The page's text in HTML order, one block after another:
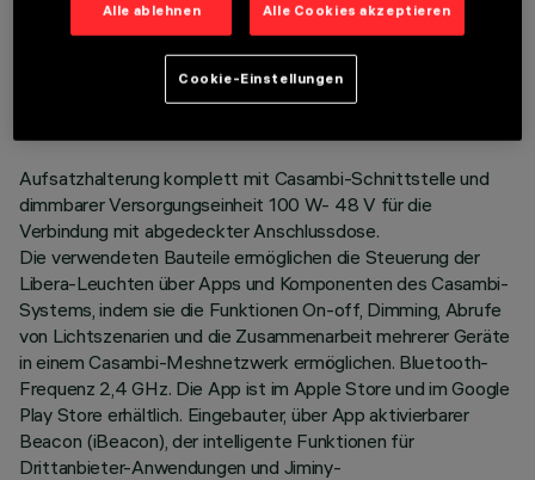
TECHNISCHE DATEN
LETZTES UPDATE: 05.08.2026
Aufsatzhalterung komplett mit Casambi-Schnittstelle und
dimmbarer Versorgungseinheit 100 W- 48 V für die
Verbindung mit abgedeckter Anschlussdose.
Die verwendeten Bauteile ermöglichen die Steuerung der
Libera-Leuchten über Apps und Komponenten des Casambi-
Systems, indem sie die Funktionen On-off, Dimming, Abrufe
von Lichtszenarien und die Zusammenarbeit mehrerer Geräte
in einem Casambi-Meshnetzwerk ermöglichen. Bluetooth-
Frequenz 2,4 GHz. Die App ist im Apple Store und im Google
Play Store erhältlich. Eingebauter, über App aktivierbarer
Beacon (iBeacon), der intelligente Funktionen für
Drittanbieter-Anwendungen und Jiminy-
Alle ablehnen Alle Cookies akzeptieren
Cookie-Einstellungen